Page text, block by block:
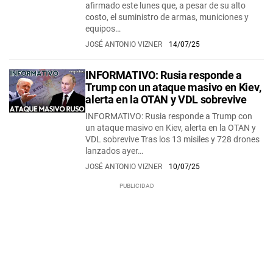
afirmado este lunes que, a pesar de su alto
costo, el suministro de armas, municiones y
equipos…
JOSÉ ANTONIO VIZNER 14/07/25
INFORMATIVO: Rusia responde a
Trump con un ataque masivo en Kiev,
alerta en la OTAN y VDL sobrevive
INFORMATIVO: Rusia responde a Trump con
un ataque masivo en Kiev, alerta en la OTAN y
VDL sobrevive Tras los 13 misiles y 728 drones
lanzados ayer…
JOSÉ ANTONIO VIZNER 10/07/25